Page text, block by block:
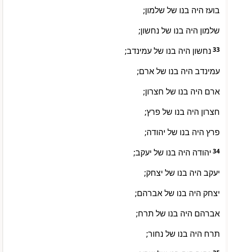
בועז היה בנו של שלמון;
שלמון היה בנו של נחשון;
33 נחשון היה בנו של עמינדב;
עמינדב היה בנו של ארם;
ארם היה בנו של חצרון;
חצרון היה בנו של פרץ;
פרץ היה בנו של יהודה;
34 יהודה היה בנו של יעקב;
יעקב היה בנו של יצחק;
יצחק היה בנו של אברהם;
אברהם היה בנו של תרח;
תרח היה בנו של נחור;